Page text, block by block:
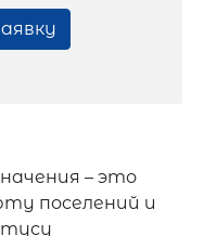
– это
поселений и